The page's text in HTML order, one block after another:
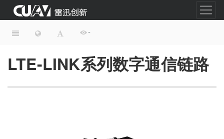
-
LTE-LINK系列数字通信链路